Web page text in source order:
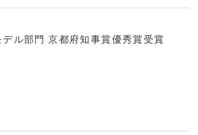
ル部門 京都府知事賞優秀賞受賞